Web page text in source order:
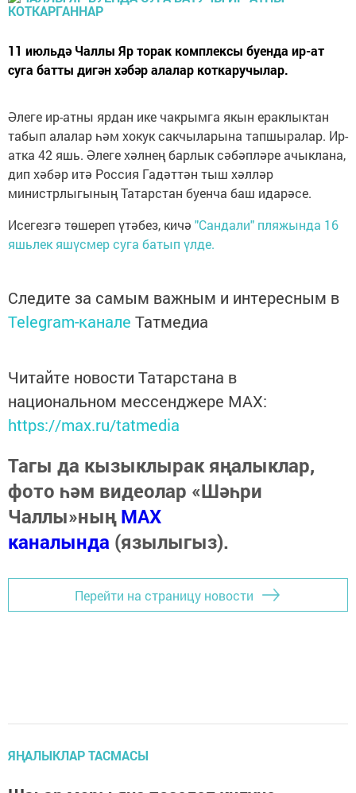
11 июльдә Чаллы Яр торак комплексы буенда ир-ат
суга батты дигән хәбәр алалар коткаручылар.
Әлеге ир-атны ярдан ике чакрымга якын ераклыктан
табып алалар һәм хокук сакчыларына тапшыралар. Ир-
атка 42 яшь. Әлеге хәлнең барлык сәбәпләре ачыклана,
дип хәбәр итә Россия Гадәттән тыш хәлләр
министрлыгының Татарстан буенча баш идарәсе.
Исегезгә төшереп үтәбез, кичә "Сандали" пляжында 16
яшьлек яшүсмер суга батып үлде.
Следите за самым важным и интересным в
Telegram-канале Татмедиа
Читайте новости Татарстана в
национальном мессенджере MАХ:
https://max.ru/tatmedia
Тагы да кызыклырак яңалыклар,
фото һәм видеолар «Шәһри
Чаллы»ныңMAX
каналында (язылыгыз).
Перейти на страницу новости
ЯҢАЛЫКЛАР ТАСМАСЫ